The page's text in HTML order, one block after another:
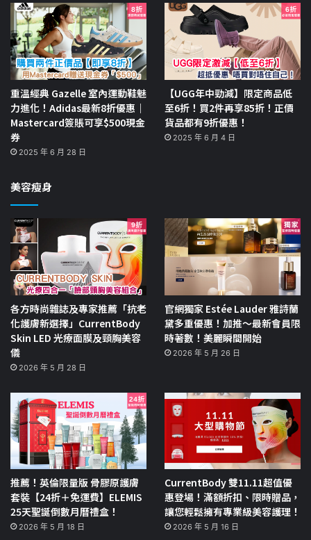
重溫經典 Gazelle 室內運動鞋魅
力進化！Adidas最新8折優惠｜
Mastercard簽賬可享$500現金
券
2025 年 6 月 28 日
【UGG年中勁減】限定商品低
至6折！買2件再享85折！正價
貨品都有9折優惠！
2025 年 6 月 4 日
美容瘦身
各方時尚雜誌及專家推薦「抗老
化護膚新選擇」CurrentBody
Skin LED 光療面膜及頸胸美容
儀
2026 年 5 月 28 日
官網獨家 Estée Lauder 雅詩蘭
黛多重優惠！加推～最新會員限
時著數！美麗瞬間開始
2026 年 5 月 26 日
推薦！英倫限量版 骨膠原護膚
套裝【24折＋免運費】ELEMIS
25天聖誕倒數月曆禮盒！
2026 年 5 月 18 日
CurrentBody 雙11.11超值優
惠登場！滿額折扣、限時贈品，
讓您輕鬆擁有專業級美容護理！
2026 年 5 月 16 日